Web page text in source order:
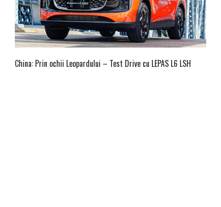
China: Prin ochii Leopardului – Test Drive cu LEPAS L6 LSH